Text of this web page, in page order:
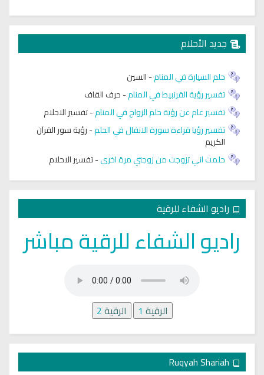
جديد الأحلام
حلم السيارة في المنام-السين
تفسير رؤية القرنبيط في المنام-حرف القاف
تفسير عام عن رؤية حلم الزواج في المنام-تفسير الاحلام
تفسير رؤيا قراءة سورة الانفال في الحلم-رؤية سور القرآن
الكريم
حلمت اني تزوجت من زوجتي مرة اخرى-تفسير الاحلام
راديو الشفاء للرقية
راديو الشفاء للرقية مباشر
الرقية 1 الرقية2